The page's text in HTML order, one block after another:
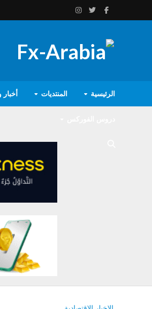
الرئيسية المنتديات أخبار